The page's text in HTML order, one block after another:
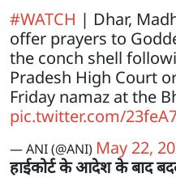
#WATCH | Dhar,
offer prayers to
the conch shell
Pradesh High Court
Friday namaz at the
pic.twitter.com/
— ANI (@ANI) May 22,
हाईकोर्ट के आदेश के बाद